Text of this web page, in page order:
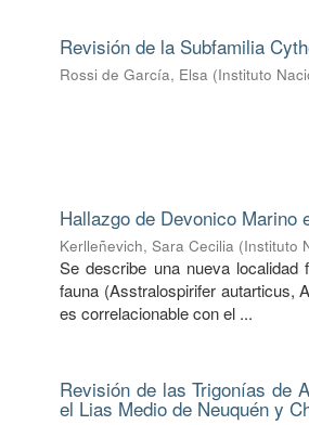
Revisión de la Subfamilia
Rossi de García, Elsa (Instituto
Hallazgo de Devonico Marino
Kerlleñevich, Sara Cecilia (Instituto
Se describe una nueva localidad
fauna (Asstralospirifer autarticus,
es correlacionable con el ...
Revisión de las Trigonías de
el Lias Medio de Neuquén y